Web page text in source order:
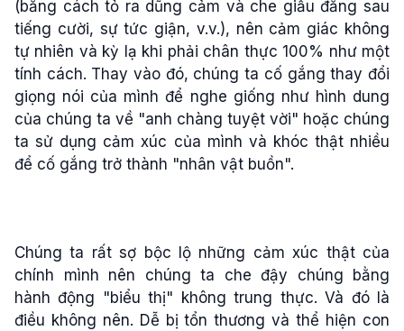
(bằng cách tỏ ra dũng cảm và che giấu đằng sau
tiếng cười, sự tức giận, v.v.), nên cảm giác không
tự nhiên và kỳ lạ khi phải chân thực 100% như một
tính cách. Thay vào đó, chúng ta cố gắng thay đổi
giọng nói của mình để nghe giống như hình dung
của chúng ta về "anh chàng tuyệt vời" hoặc chúng
ta sử dụng cảm xúc của mình và khóc thật nhiều
để cố gắng trở thành "nhân vật buồn".
Chúng ta rất sợ bộc lộ những cảm xúc thật của
chính mình nên chúng ta che đậy chúng bằng
hành động "biểu thị" không trung thực. Và đó là
điều không nên. Dễ bị tổn thương và thể hiện con